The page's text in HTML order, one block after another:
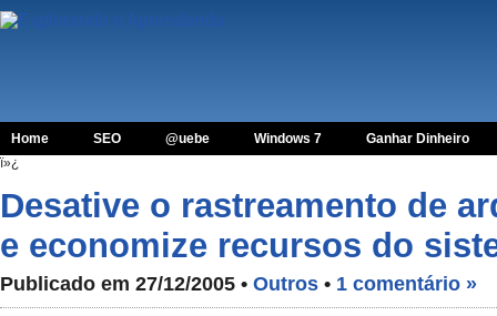
Home SEO @uebe Windows 7
Ganhar Dinheiro
ï»¿
Desative o rastreamento de
e economize recursos do
Publicado em 27/12/2005 • Outros • 1 comentário »